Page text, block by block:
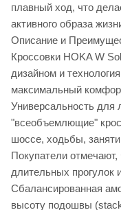
плавный ход, что
активного образа
Описание и
Кроссовки HOKA W
дизайном и
максимальный
Универсальность для
"всеобъемлющие"
шоссе, ходьбы,
Покупатели
длительных прогулок
Сбалансированная
высоту подошвы